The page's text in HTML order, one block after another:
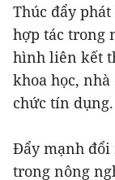
Thúc đẩy
hợp tác trong
hình liên kết
khoa học,
chức tín dụng.
Đẩy mạnh đổi
trong nông